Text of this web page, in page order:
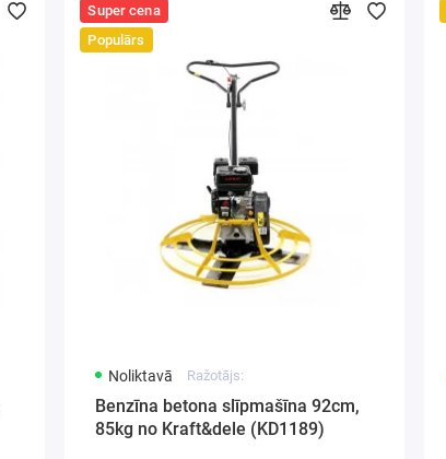
Super cena
Populārs
Noliktavā Ražotājs:
Benzīna betona slīpmašīna 92cm,
85kg no Kraft&dele (KD1189)